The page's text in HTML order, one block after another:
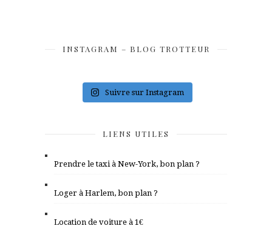
INSTAGRAM – BLOG TROTTEUR
Suivre sur Instagram
LIENS UTILES
Prendre le taxi à New-York, bon plan ?
Loger à Harlem, bon plan ?
Location de voiture à 1€